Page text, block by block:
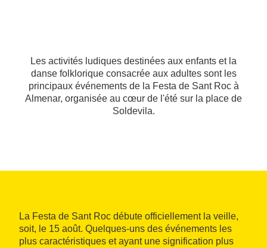
Les activités ludiques destinées aux enfants et la
danse folklorique consacrée aux adultes sont les
principaux événements de la Festa de Sant Roc à
Almenar, organisée au cœur de l'été sur la place de
Soldevila.
La Festa de Sant Roc débute officiellement la veille,
soit, le 15 août. Quelques-uns des événements les
plus caractéristiques et ayant une signification plus